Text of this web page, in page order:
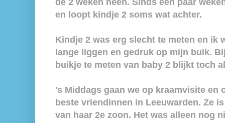
de 2 weken heen. Sinds een paar
en loopt kindje 2 soms wat achter.
Kindje 2 was erg slecht te meten en ik
lange liggen en gedruk op mijn buik.
buikje te meten van baby 2 blijkt toch
's Middags gaan we op kraamvisite en
beste vriendinnen in Leeuwarden. Ze
van haar 2e zoon. Het was alleen nog